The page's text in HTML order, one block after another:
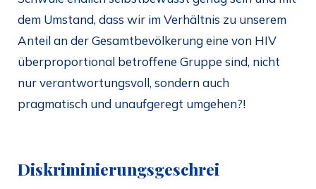
dem Umstand, dass wir im Verhältnis zu unserem
Anteil an der Gesamtbevölkerung eine von HIV
überproportional betroffene Gruppe sind, nicht
nur verantwortungsvoll, sondern auch
pragmatisch und unaufgeregt umgehen?!
Diskriminierungsgeschrei